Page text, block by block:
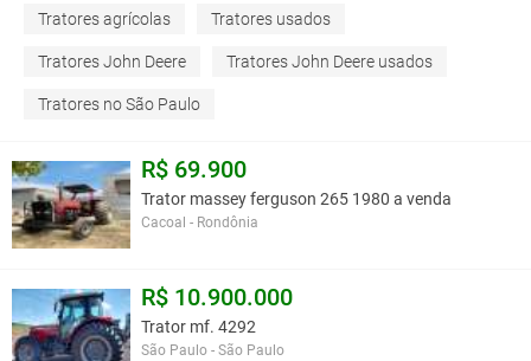
Tratores agrícolas Tratores usados
Tratores John Deere Tratores John Deere usados
Tratores no São Paulo
R$ 69.900
Trator massey ferguson 265 1980 a venda
Cacoal - Rondônia
R$ 10.900.000
Trator mf. 4292
São Paulo - São Paulo